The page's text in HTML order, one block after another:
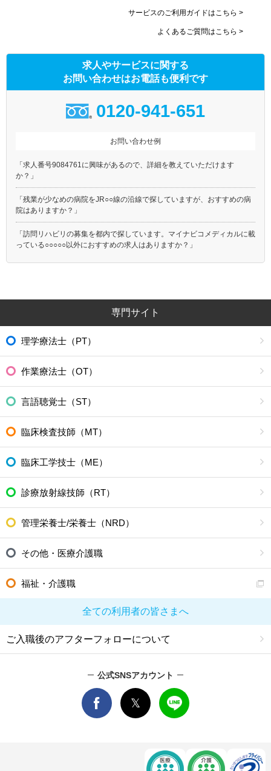
サービスのご利用ガイドはこちら >
よくあるご質問はこちら >
求人やサービスに関する
お問い合わせはお電話も便利です
0120-941-651
お問い合わせ例
「求人番号9084761に興味があるので、詳細を教えていただけます
か？」
「残業が少なめの病院をJR○○線の沿線で探していますが、おすすめの病
院はありますか？」
「訪問リハビリの募集を都内で探しています。マイナビコメディカルに載
っている○○○○○以外におすすめの求人はありますか？」
専門サイト
理学療法士（PT）
作業療法士（OT）
言語聴覚士（ST）
臨床検査技師（MT）
臨床工学技士（ME）
診療放射線技師（RT）
管理栄養士/栄養士（NRD）
その他・医療介護職
福祉・介護職
全ての利用者の皆さまへ
ご入職後のアフターフォローについて
公式SNSアカウント